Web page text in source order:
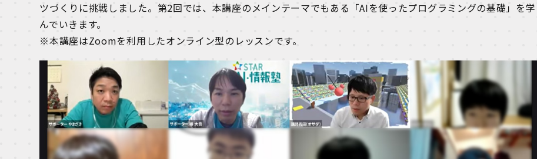
ツづくりに挑戦しました。第2回では、本講座のメインテーマでもある「AIを使ったプログラミングの基礎」を学
んでいきます。
※本講座はZoomを利用したオンライン型のレッスンです。